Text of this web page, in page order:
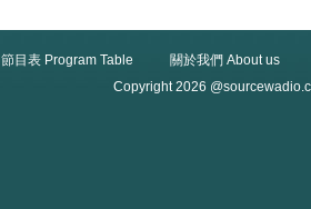
節目表 Program Table
關於我們 About us
Copyright 2026